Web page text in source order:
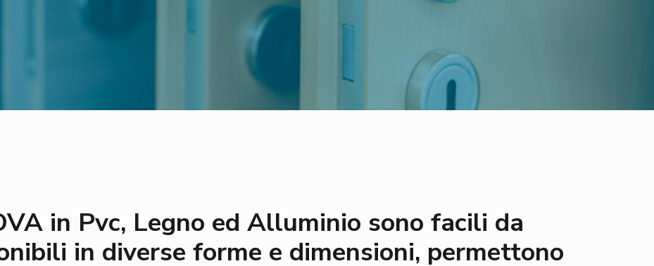
in Pvc, Legno ed Alluminio sono facili da
in diverse forme e dimensioni, permettono